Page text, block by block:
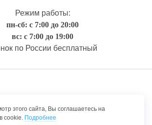
Режим работы:
пн-сб: с 7:00 до 20:00
вс: с 7:00 до 19:00
по России бесплатный
этого сайта, Вы соглашаетесь на
cookie. Подробнее